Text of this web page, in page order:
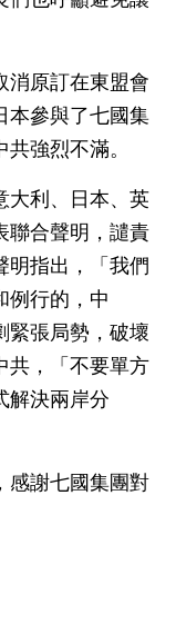
消原訂在東盟會
本參與了七國集
強烈不滿。
大利、日本、英
聯合聲明，譴責
明指出，「我們
例行的，中
緊張局勢，破壞
共，「不要單方
解決兩岸分
感謝七國集團對